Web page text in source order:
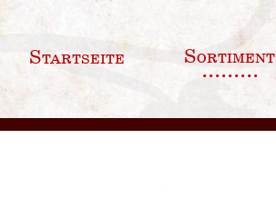
Startseite Sortiment